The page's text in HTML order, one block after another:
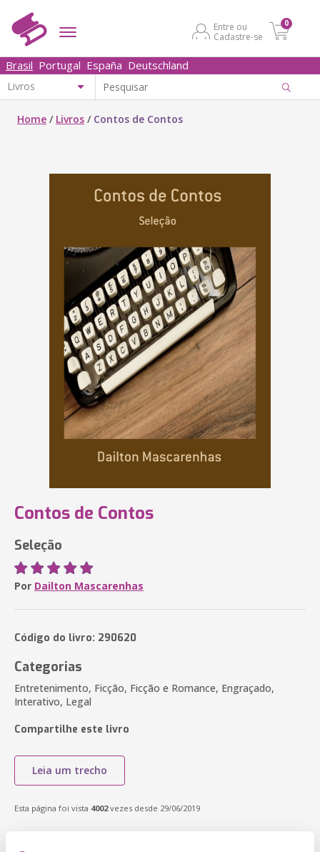
Entre ou
Cadastre-se
0
Brasil Portugal España Deutschland
Home / Livros / Contos de Contos
Contos de Contos
Seleção
Por Dailton Mascarenhas
Código do livro: 290620
Categorias
Entretenimento, Ficção, Ficção e Romance, Engraçado,
Interativo, Legal
Compartilhe este livro
Leia um trecho
Esta página foi vista 4002vezes desde 29/06/2019